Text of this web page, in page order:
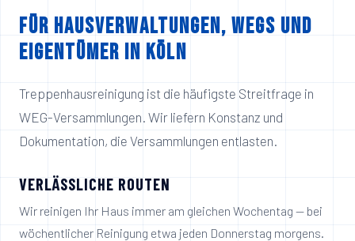
Für Hausverwaltungen, WEGs und
Eigentümer in Köln
Treppenhausreinigung ist die häufigste Streitfrage in
WEG-Versammlungen. Wir liefern Konstanz und
Dokumentation, die Versammlungen entlasten.
VERLÄSSLICHE ROUTEN
Wir reinigen Ihr Haus immer am gleichen Wochentag — bei
wöchentlicher Reinigung etwa jeden Donnerstag morgens.